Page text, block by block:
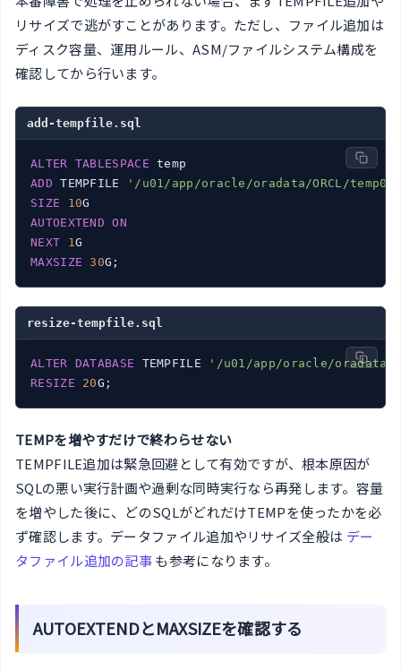
リサイズで逃がすことがあります。ただし、ファイル追加は
ディスク容量、運用ルール、ASM/ファイルシステム構成を
確認してから行います。
add-tempfile.sql
ALTER TABLESPACE
ADD TEMPFILE
'/u01/app/oracle/oradata/ORCL/
SIZE
10
AUTOEXTEND
ON
NEXT
1
MAXSIZE
30G;
resize-tempfile.sql
ALTER DATABASE TEMPFILE
'/u01/app/oracle/oradata/
RESIZE
20G;
TEMPを増やすだけで終わらせない
TEMPFILE追加は緊急回避として有効ですが、根本原因が
SQLの悪い実行計画や過剰な同時実行なら再発します。容量
を増やした後に、どのSQLがどれだけTEMPを使ったかを必
ず確認します。データファイル追加やリサイズ全般は デー
タファイル追加の記事も参考になります。
AUTOEXTENDとMAXSIZEを確認する